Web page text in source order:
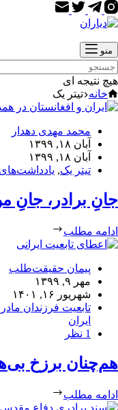
منو
هیچ نتیجه ای
خانه تیتر یک
محمد مهدی دهدار
آبان ۱۸, ۱۳۹۹
آبان ۱۸, ۱۳۹۹
تیتر یک,
جانِ برادر، جانِ
ادامه مطلب
پیمان حقیقت‌طلب
مهر ۹, ۱۳۹۹
شهریور ۱۶, ۱۴۰۱
تابعیت فرزندان مادر
ایران
1 نظر
هم‌چنان برزخ
ادامه مطلب